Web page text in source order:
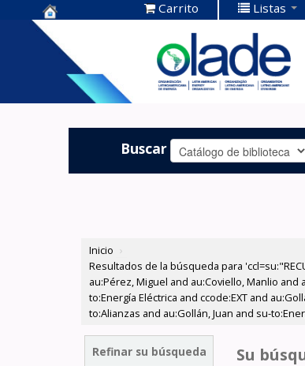
Centro de
Documentación
OLADE -
Carrito Listas
Buscar
Inicio ›
Resultados de la búsqueda para
au:Pérez, Miguel and au:Coviello, Manlio
to:Energía Eléctrica and ccode:EXT and
to:Alianzas and au:Gollán, Juan and su-
Refinar su búsqueda Su